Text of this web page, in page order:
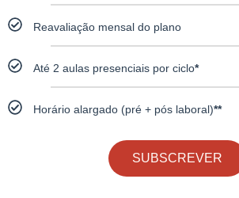
Reavaliação mensal do plano
Até 2 aulas presenciais por ciclo*
Horário alargado (pré + pós laboral)**
SUBSCREVER